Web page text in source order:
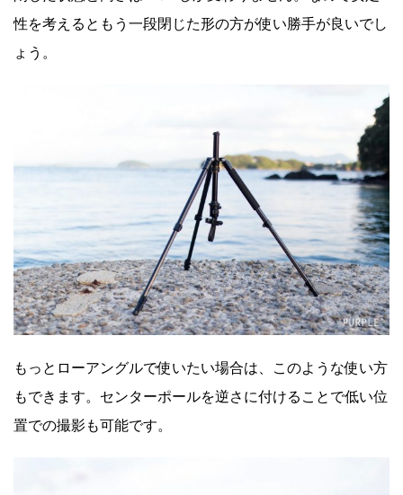
性を考えるともう一段閉じた形の方が使い勝手が良いでし
ょう。
もっとローアングルで使いたい場合は、このような使い方
もできます。センターポールを逆さに付けることで低い位
置での撮影も可能です。